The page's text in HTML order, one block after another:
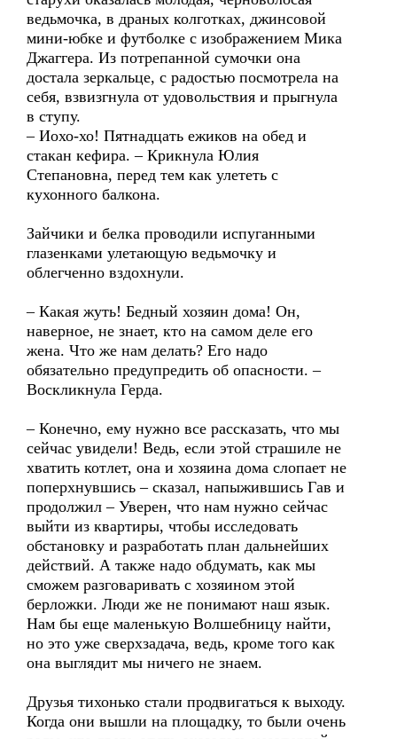
ведьмочка, в драных колготках, джинсовой
мини-юбке и футболке с изображением Мика
Джаггера. Из потрепанной сумочки она
достала зеркальце, с радостью посмотрела на
себя, взвизгнула от удовольствия и прыгнула
в ступу.
– Иохо-хо! Пятнадцать ежиков на обед и
стакан кефира. – Крикнула Юлия
Степановна, перед тем как улететь с
кухонного балкона.
Зайчики и белка проводили испуганными
глазенками улетающую ведьмочку и
облегченно вздохнули.
– Какая жуть! Бедный хозяин дома! Он,
наверное, не знает, кто на самом деле его
жена. Что же нам делать? Его надо
обязательно предупредить об опасности. –
Воскликнула Герда.
– Конечно, ему нужно все рассказать, что мы
сейчас увидели! Ведь, если этой страшиле не
хватить котлет, она и хозяина дома слопает не
поперхнувшись – сказал, напыжившись Гав и
продолжил – Уверен, что нам нужно сейчас
выйти из квартиры, чтобы исследовать
обстановку и разработать план дальнейших
действий. А также надо обдумать, как мы
сможем разговаривать с хозяином этой
берложки. Люди же не понимают наш язык.
Нам бы еще маленькую Волшебницу найти,
но это уже сверхзадача, ведь, кроме того как
она выглядит мы ничего не знаем.
Друзья тихонько стали продвигаться к выходу.
Когда они вышли на площадку, то были очень